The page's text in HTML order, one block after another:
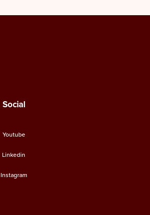
Social
Youtube
Linkedin
Instagram